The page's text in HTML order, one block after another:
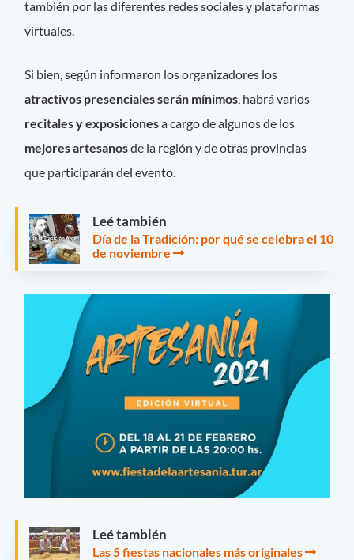
también por las diferentes redes sociales y plataformas
virtuales.
Si bien, según informaron los organizadores los
atractivos presenciales serán mínimos, habrá varios
recitales y exposicionesa cargo de algunos de los
mejores artesanosde la región y de otras provincias
que participarán del evento.
Leé también
Día de la Tradición: por qué se celebra el 10
de noviembre
Leé también
Las 5 fiestas nacionales más originales